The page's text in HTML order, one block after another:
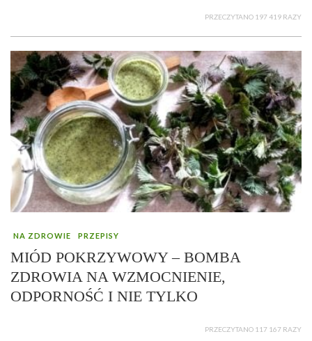
PRZECZYTANO 197 419 RAZY
NA ZDROWIE PRZEPISY
MIÓD POKRZYWOWY – BOMBA
ZDROWIA NA WZMOCNIENIE,
ODPORNOŚĆ I NIE TYLKO
PRZECZYTANO 117 167 RAZY